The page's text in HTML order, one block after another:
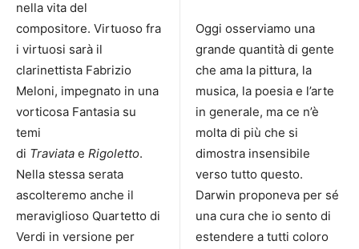
nella vita del
compositore. Virtuoso fra
i virtuosi sarà il
clarinettista Fabrizio
Meloni, impegnato in una
vorticosa Fantasia su
temi
di Traviata e Rigoletto.
Nella stessa serata
ascolteremo anche il
meraviglioso Quartetto di
Verdi in versione per
Oggi osserviamo una
grande quantità di gente
che ama la pittura, la
musica, la poesia e l’arte
in generale, ma ce n’è
molta di più che si
dimostra insensibile
verso tutto questo.
Darwin proponeva per sé
una cura che io sento di
estendere a tutti coloro